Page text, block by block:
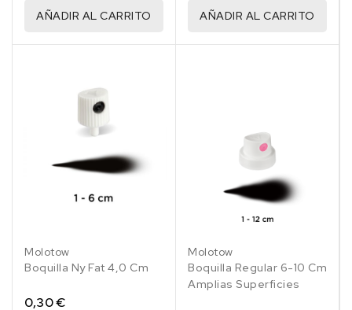
rápida amarillo/negro
AÑADIR AL CARRITO AÑADIR AL CARRITO
Molotow
Boquilla Ny Fat 4,0 Cm
0,30 €
Molotow
Boquilla Regular 6-10 Cm
Amplias Superficies